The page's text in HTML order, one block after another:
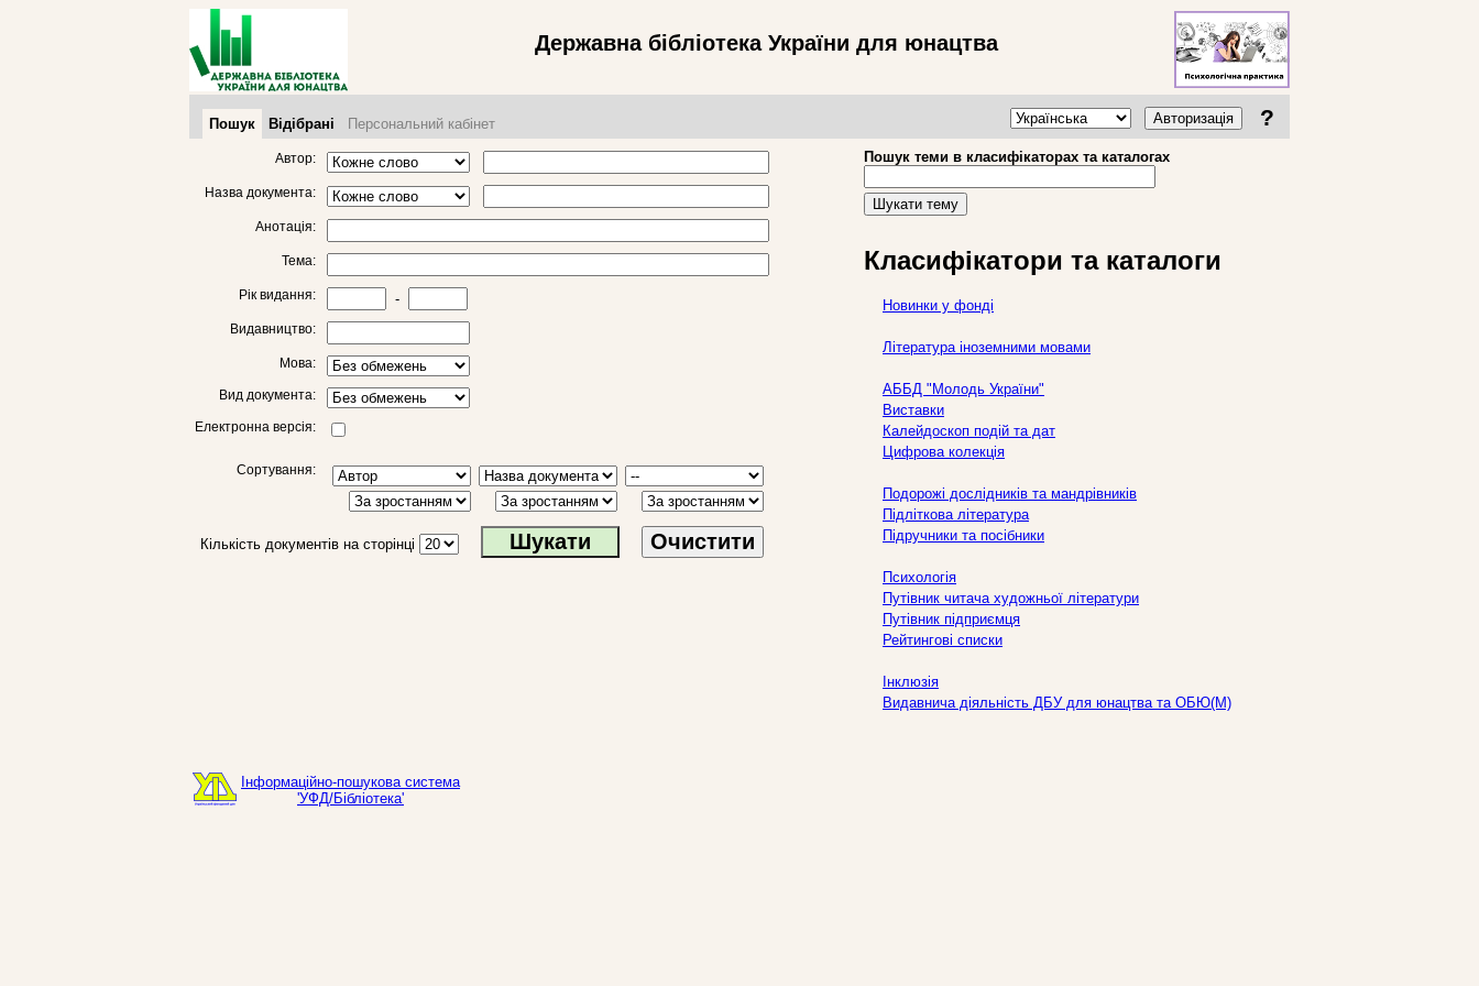
Державна бібліотека України для юнацтва
Пошук Відібрані Персональний кабінет Авторизація ?
Автор:
Назва документа:
Анотація:
Тема:
Рік видання: -
Видавництво:
Мова:
Вид документа:
Електронна версія:
Сортування:
Кількість документів на сторінці Очистити
Пошук теми в класифікаторах та каталогах
Шукати тему
Класифікатори та каталоги
Новинки у фонді
Література іноземними мовами
АББД "Молодь України"
Виставки
Калейдоскоп подій та дат
Цифрова колекція
Подорожі дослідників та мандрівників
Підліткова література
Підручники та посібники
Психологія
Путівник читача художньої літератури
Путівник підприємця
Рейтингові списки
Інклюзія
Видавнича діяльність ДБУ для юнацтва та ОБЮ(М)
Інформаційно-пошукова система
'УФД/Бібліотека'